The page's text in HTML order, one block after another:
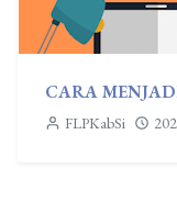
CARA
FLPKabSi